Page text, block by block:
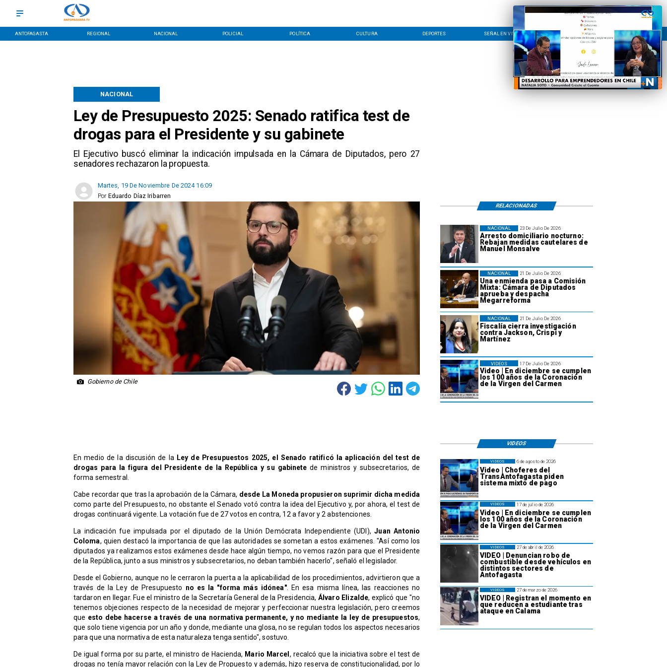
ANTOFAGASTA REGIONAL NACIONAL POLICIAL POLÍTICA CULTURA DEPORTES SEÑAL EN VIVO CONTACTO LÍNEA EDITORIAL
Ley de Presupuesto 2025: Senado ratifica test de
drogas para el Presidente y su gabinete
​El Ejecutivo buscó eliminar la indicación impulsada en la Cámara de Diputados, pero 27
senadores rechazaron la propuesta. ​
NACIONAL
Martes, 19 De Noviembre De 2024 16:09
Eduardo Díaz Iribarren
Por
Gobierno de Chile
23 De Julio De 2026
Arresto domiciliario nocturno:
Rebajan medidas cautelares de
Manuel Monsalve
NACIONAL
21 De Julio De 2026
Una enmienda pasa a Comisión
Mixta: Cámara de Diputados
aprueba y despacha
Megarreforma
NACIONAL
21 De Julio De 2026
Fiscalía cierra investigación
contra Jackson, Crispi y
Martínez
NACIONAL
17 De Julio De 2026
Video | En diciembre se cumplen
los 100 años de la Coronación
de la Virgen del Carmen
VIDEOS
RELACIONADAS
En medio de la discusión de la Ley de Presupuestos 2025, el Senado ratificó la aplicación del test de
drogas para la figura del Presidente de la República y su gabinete de ministros y subsecretarios, de
forma semestral.
Cabe recordar que tras la aprobación de la Cámara, desde La Moneda propusieron suprimir dicha medida
como parte del Presupuesto, no obstante el Senado votó contra la idea del Ejecutivo y, por ahora, el test de
drogas continuará vigente. La votación fue de 27 votos en contra, 12 a favor y 2 abstenciones.
​La indicación fue impulsada por el diputado de la Unión Demócrata Independiente (UDI),Juan Antonio
Coloma, quien destacó la importancia de que las autoridades se sometan a estos exámenes. "Así como los
diputados ya realizamos estos exámenes desde hace algún tiempo, no vemos razón para que el Presidente
de la República, junto a sus ministros y subsecretarios, no deban también hacerlo", señaló el legislador.
Desde el Gobierno, aunque no le cerraron la puerta a la aplicabilidad de los procedimientos, advirtieron que a
través de la Ley de Presupuesto no es la "forma más idónea". En esa misma línea, las reacciones no
tardaron en llegar. Fue el ministro de la Secretaría General de la Presidencia, Álvaro Elizalde, explicó que "no
tenemos objeciones respecto de la necesidad de mejorar y perfeccionar nuestra legislación, pero creemos
que esto debe hacerse a través de una normativa permanente, y no mediante la ley de presupuestos,
que solo tiene vigencia por un año y donde, mediante una glosa, no se regulan todos los aspectos necesarios
para que una normativa de esta naturaleza tenga sentido", sostuvo.
De igual forma por su parte, el ministro de Hacienda, Mario Marcel , recalcó que la iniciativa sobre el test de
drogas no tenía mayor relación con la Ley de Propuesto y además, hizo reserva de constitucionalidad, por lo
VIDEOS
6 de agosto de 2026
Video | Choferes del
TransAntofagasta piden
sistema mixto de pago
VIDEOS
17 de julio de 2026
Video | En diciembre se cumplen
los 100 años de la Coronación
de la Virgen del Carmen
VIDEOS
27 de abril de 2026
VIDEO | Denuncian robo de
combustible desde vehículos en
distintos sectores de
Antofagasta
VIDEOS
27 de marzo de 2026
VIDEO | Registran el momento en
que reducen a estudiante tras
ataque en Calama
VIDEOS